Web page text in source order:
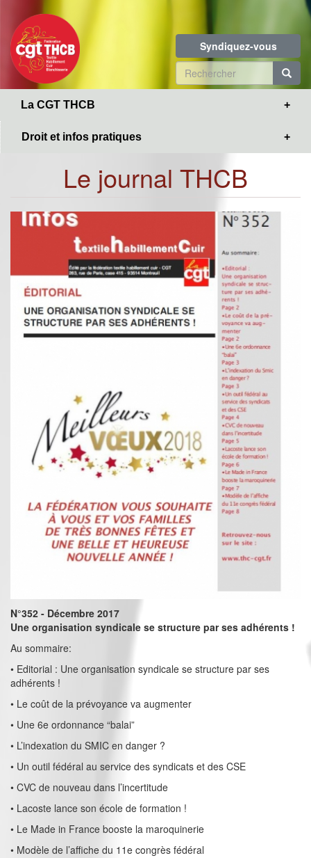
contenu
principal
Syndiquez-vous
Formulaire
de
La CGT THCB
Droit et infos pratiques
Le journal THCB
N°352 - Décembre 2017
Une organisation syndicale se structure par ses adhérents !
Au sommaire:
• Editorial : Une organisation syndicale se structure par ses
adhérents !
• Le coût de la prévoyance va augmenter
• Une 6e ordonnance “balai”
• L’indexation du SMIC en danger ?
• Un outil fédéral au service des syndicats et des CSE
• CVC de nouveau dans l’incertitude
• Lacoste lance son école de formation !
• Le Made in France booste la maroquinerie
• Modèle de l’affiche du 11e congrès fédéral